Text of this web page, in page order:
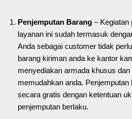
Penjemputan Barang – Kegiatan
layanan ini sudah termasuk
Anda sebagai customer tidak
barang kiriman anda ke kantor
menyediakan armada khusus dan
memudahkan anda.
secara gratis dengan ketentuan
penjemputan berlaku.